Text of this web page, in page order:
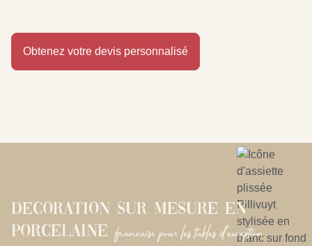
Obtenez votre devis personnalisé
Decoration sur mesure en
porcelaine francaise pour les tables d’exception